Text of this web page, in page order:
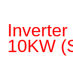
10KW